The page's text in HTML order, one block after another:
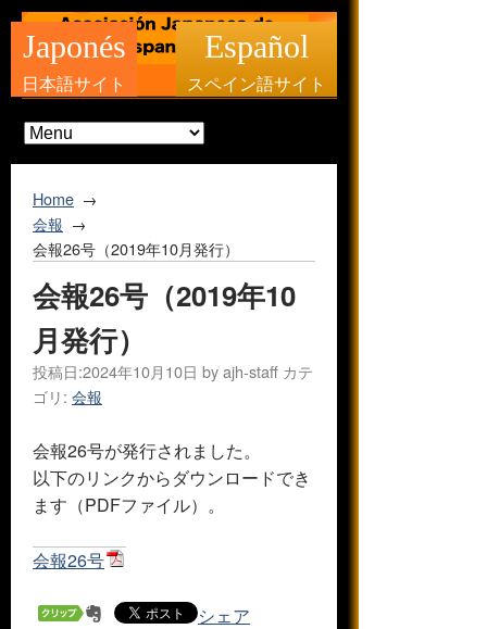
Japonés
日本語サイト
Español
スペイン語サイト
Home
会報
会報26号（2019年10月発行）
会報26号（2019年10
月発行）
投稿日:2024年10月10日 byajh-staff カテ
ゴリ: 会報
会報26号が発行されました。
以下のリンクからダウンロードでき
ます（PDFファイル）。
会報26号
シェア